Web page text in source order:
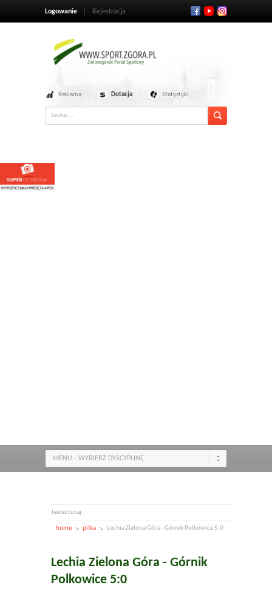
Logowanie Rejestracja
Reklama Dotacja Statystyki
MENU - WYBIERZ DYSCYPLINĘ
Jesteś tutaj:
home pilka Lechia Zielona Góra - Górnik Polkowice 5:0
Lechia Zielona Góra - Górnik
Polkowice 5:0